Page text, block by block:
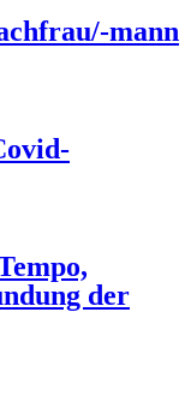
mann
der